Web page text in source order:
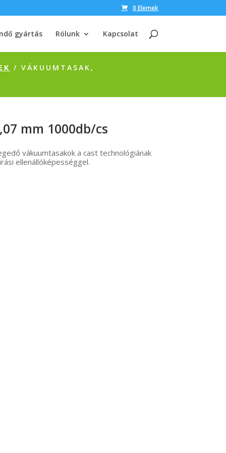
0 Elemek
gyártás Rólunk Kapcsolat
/ VÁKUUMTASAK,
mm 1000db/cs
vákuumtasakok a cast technológiának
ellenállóképességgel.